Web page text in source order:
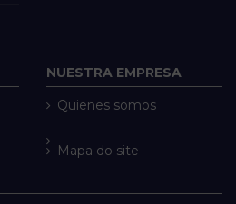
NUESTRA EMPRESA
Quienes somos
Mapa do site